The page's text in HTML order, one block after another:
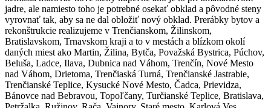
jadre, ale namiesto toho je potrebné osekať obklad a pôvodné steny
vyrovnať tak, aby sa ne dal obložiť nový obklad. Prerábky bytov a
rekonštrukcie realizujeme v Trenčianskom, Žilinskom,
Bratislavskom, Trnavskom kraji a to v mestách a blízkom okolí
daných miest ako Martin, Žilina, Bytča, Považská Bystrica, Púchov,
Beluša, Ladce, Ilava, Dubnica nad Váhom, Trenčín, Nové Mesto
nad Váhom, Drietoma, Trenčiaská Turná, Trenčianské Jastrabie,
Trenčianské Teplice, Kysucké Nové Mesto, Čadca, Prievidza,
Bánovce nad Bebravou, Topoľčany, Turčianské Teplice, Bratislava,